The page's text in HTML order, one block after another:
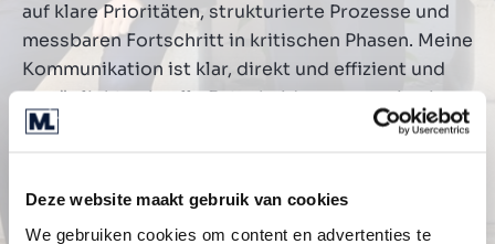
Deze website maakt gebruik van cookies
We gebruiken cookies om content en advertenties te
auf klare Prioritäten, strukturierte Prozesse und
messbaren Fortschritt in kritischen Phasen. Meine
Kommunikation ist klar, direkt und effizient und
ermöglicht schnelle Entscheidungen sowie einen
offenen, ehrlichen Dialog. Meine Rolle ist es,
darauf ankommt.